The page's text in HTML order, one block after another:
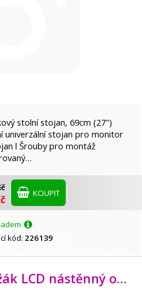
stolní stojan, 69cm (27")
univerzální stojan pro monitor
l Šrouby pro montáž
KOUPIT
kód: 226139
DIGITUS VESA držák LCD nástěnný otočný max.( VESA 75x75, 100x100) 15 kg